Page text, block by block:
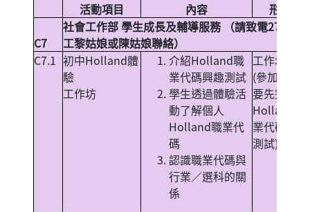
活動項目 內容 形式
C7
社會工作部 學生成長及輔導服務 （請致電
工黎姑娘或陳姑娘聯絡）
C7.1 初中Holland體
驗
工作坊
介紹Holland職
業代碼興趣測試
學生透過體驗活
動了解個人
Holland職業代
碼
認識職業代碼與
行業／選科的關
係
工作坊
(參加者需
要先完成
Holland職
業代碼興趣
測試)